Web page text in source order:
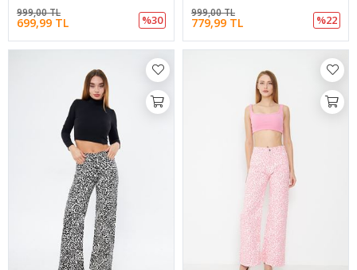
699,99 TL
999,00 TL
%30 779,99 TL
999,00 TL
%22